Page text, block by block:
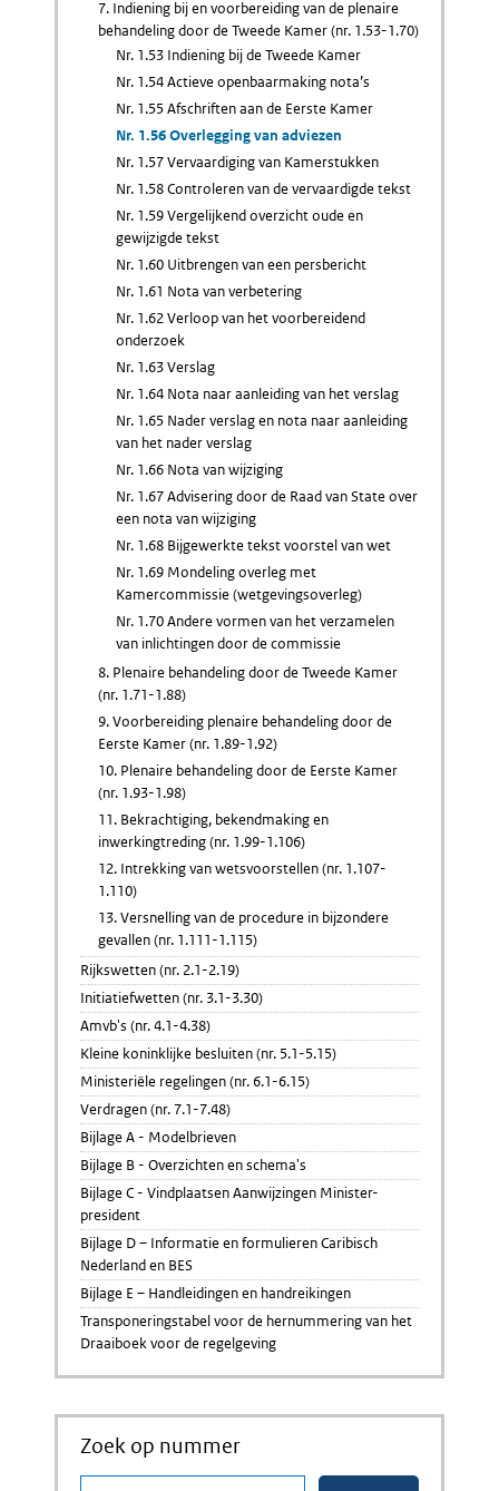
7. Indiening bij en voorbereiding van de plenaire
behandeling door de Tweede Kamer (nr. 1.53-1.70)
Nr. 1.53 Indiening bij de Tweede Kamer
Nr. 1.54 Actieve openbaarmaking nota’s
Nr. 1.55 Afschriften aan de Eerste Kamer
Nr. 1.56 Overlegging van adviezen
Nr. 1.57 Vervaardiging van Kamerstukken
Nr. 1.58 Controleren van de vervaardigde tekst
Nr. 1.59 Vergelijkend overzicht oude en
gewijzigde tekst
Nr. 1.60 Uitbrengen van een persbericht
Nr. 1.61 Nota van verbetering
Nr. 1.62 Verloop van het voorbereidend
onderzoek
Nr. 1.63 Verslag
Nr. 1.64 Nota naar aanleiding van het verslag
Nr. 1.65 Nader verslag en nota naar aanleiding
van het nader verslag
Nr. 1.66 Nota van wijziging
Nr. 1.67 Advisering door de Raad van State over
een nota van wijziging
Nr. 1.68 Bijgewerkte tekst voorstel van wet
Nr. 1.69 Mondeling overleg met
Kamercommissie (wetgevingsoverleg)
Nr. 1.70 Andere vormen van het verzamelen
van inlichtingen door de commissie
8. Plenaire behandeling door de Tweede Kamer
(nr. 1.71-1.88)
9. Voorbereiding plenaire behandeling door de
Eerste Kamer (nr. 1.89-1.92)
10. Plenaire behandeling door de Eerste Kamer
(nr. 1.93-1.98)
11. Bekrachtiging, bekendmaking en
inwerkingtreding (nr. 1.99-1.106)
12. Intrekking van wetsvoorstellen (nr. 1.107-
1.110)
13. Versnelling van de procedure in bijzondere
gevallen (nr. 1.111-1.115)
Rijkswetten (nr. 2.1-2.19)
Initiatiefwetten (nr. 3.1-3.30)
Amvb's (nr. 4.1-4.38)
Kleine koninklijke besluiten (nr. 5.1-5.15)
Ministeriële regelingen (nr. 6.1-6.15)
Verdragen (nr. 7.1-7.48)
Bijlage A - Modelbrieven
Bijlage B - Overzichten en schema's
Bijlage C - Vindplaatsen Aanwijzingen Minister-
president
Bijlage D – Informatie en formulieren Caribisch
Nederland en BES
Bijlage E – Handleidingen en handreikingen
Transponeringstabel voor de hernummering van het
Draaiboek voor de regelgeving
Zoek op nummer